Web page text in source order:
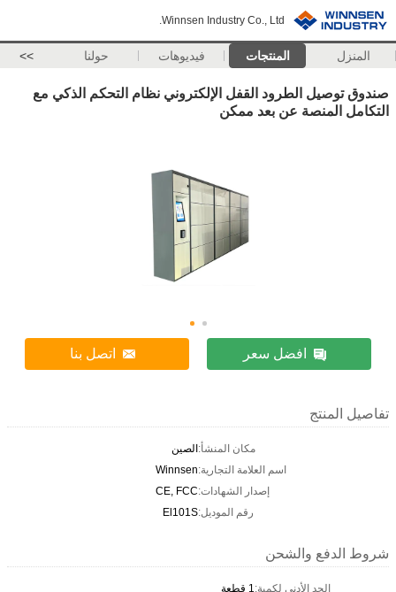
Winnsen Industry Co., Ltd.
المنزل المنتجات فيديوهات حولنا >>
صندوق توصيل الطرود القفل الإلكتروني نظام التحكم الذكي مع
التكامل المنصة عن بعد ممكن
افضل سعر اتصل بنا
تفاصيل المنتج
مكان المنشأ:الصين
اسم العلامة التجارية:Winnsen
إصدار الشهادات:CE, FCC
رقم الموديل:El101S
شروط الدفع والشحن
الحد الأدنى لكمية:1 قطعة